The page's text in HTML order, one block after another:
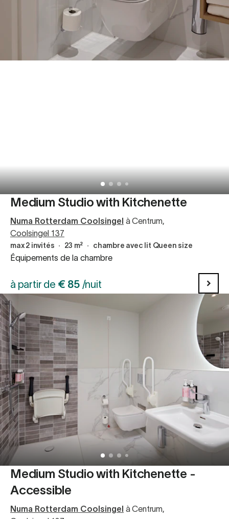
Medium Studio with Kitchenette
Numa Rotterdam Coolsingel à Centrum,
Coolsingel 137
max 2 invités ∙ 23 m² ∙ chambre avec lit Queen size
Équipements de la chambre
à partir de € 85 /nuit
Medium Studio with Kitchenette -
Accessible
Numa Rotterdam Coolsingel à Centrum,